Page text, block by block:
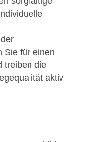
Sie für einen
treiben die
aktiv